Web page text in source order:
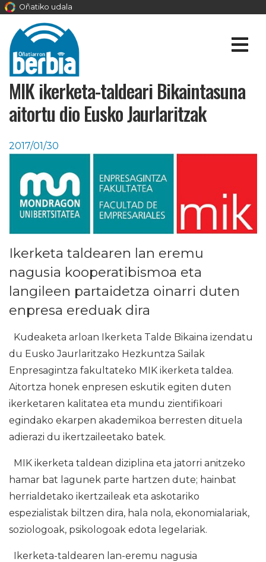
Oñatiko udala
MIK ikerketa-taldeari Bikaintasuna
aitortu dio Eusko Jaurlaritzak
2017/01/30
Ikerketa taldearen lan eremu
nagusia kooperatibismoa eta
langileen partaidetza oinarri duten
enpresa ereduak dira
Kudeaketa arloan Ikerketa Talde Bikaina izendatu
du Eusko Jaurlaritzako Hezkuntza Sailak
Enpresagintza fakultateko MIK ikerketa taldea.
Aitortza honek enpresen eskutik egiten duten
ikerketaren kalitatea eta mundu zientifikoari
egindako ekarpen akademikoa berresten dituela
adierazi du ikertzaileetako batek.
MIK ikerketa taldean diziplina eta jatorri anitzeko
hamar bat lagunek parte hartzen dute; hainbat
herrialdetako ikertzaileak eta askotariko
espezialistak biltzen dira, hala nola, ekonomialariak,
soziologoak, psikologoak edota legelariak.
Ikerketa-taldearen lan-eremu nagusia